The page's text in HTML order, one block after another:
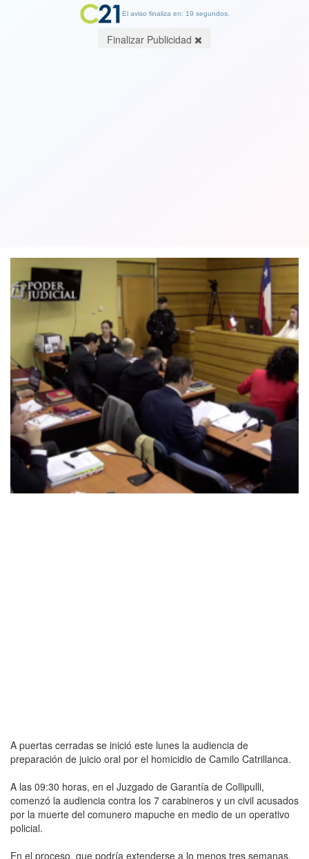
A puertas cerradas se inició este lunes la audiencia de
preparación de juicio oral por el homicidio de Camilo Catrillanca.
A las 09:30 horas, en el Juzgado de Garantía de Collipulli,
comenzó la audiencia contra los 7 carabineros y un civil acusados
por la muerte del comunero mapuche en medio de un operativo
policial.
En el proceso, que podría extenderse a lo menos tres semanas,
El aviso finaliza en: 19 segundos.
Finalizar Publicidad